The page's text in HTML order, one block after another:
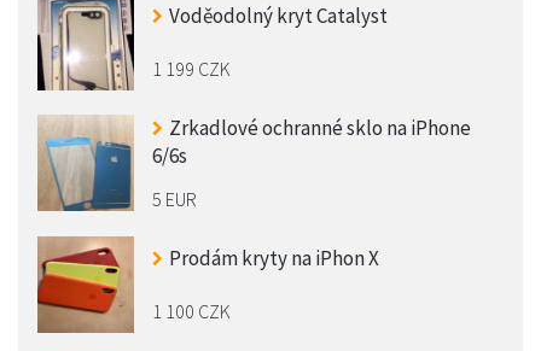
Voděodolný kryt Catalyst
1 199 CZK
Zrkadlové ochranné sklo na iPhone
6/6s
5 EUR
Prodám kryty na iPhon X
1 100 CZK